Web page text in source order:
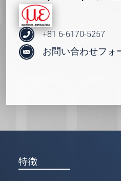
特徴
+81 6-6170-5257
お問い合わせフォ